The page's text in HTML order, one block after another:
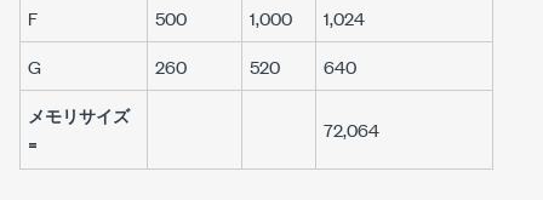
F
500 1,000
1,024
G
260 520
640
メモリサイズ
=
72,064